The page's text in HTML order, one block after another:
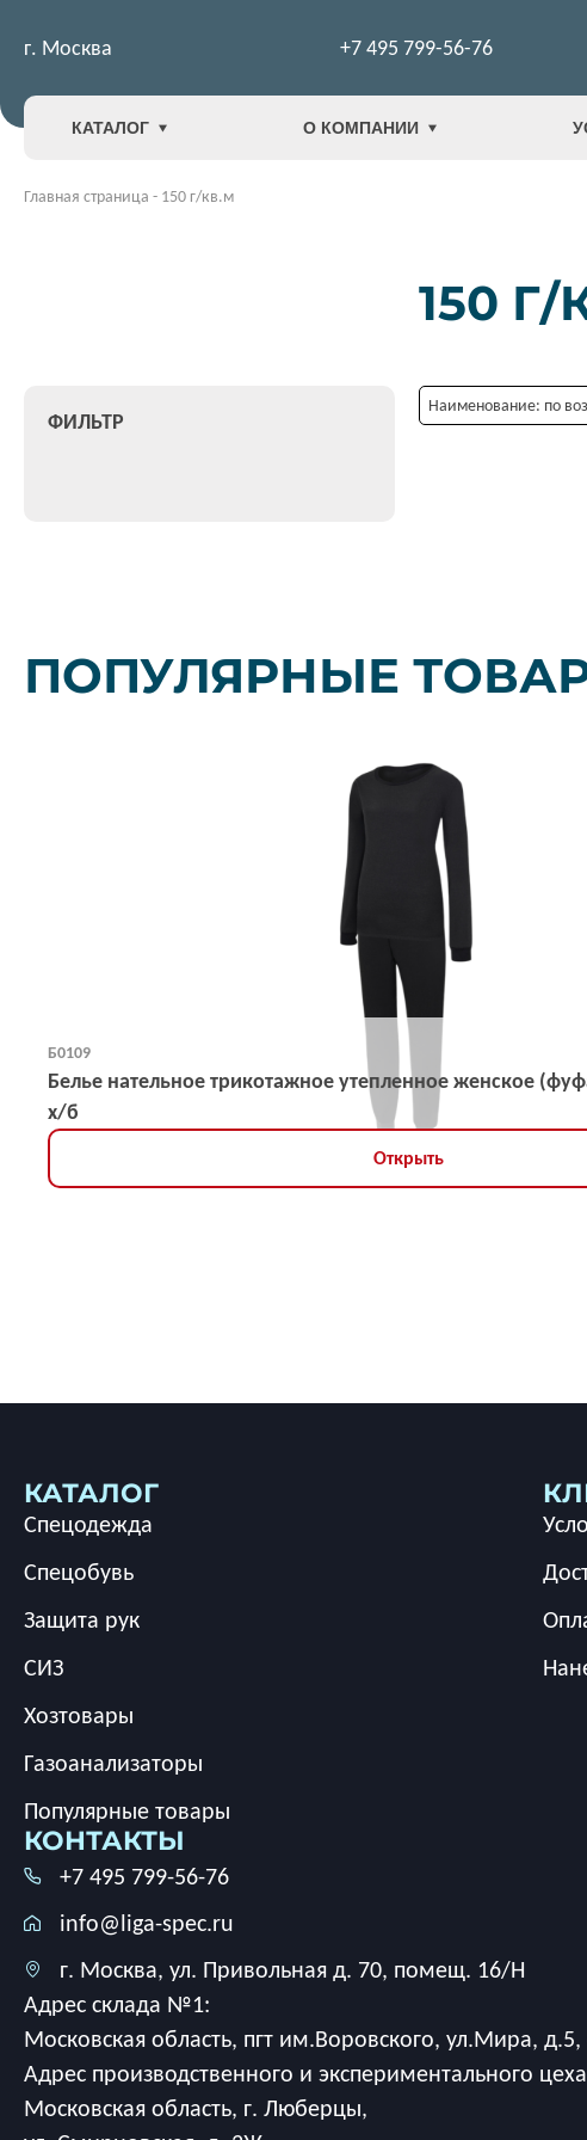
г. Москва +7 495 799-56-76
КАТАЛОГ О КОМПАНИИ
Главная страница - 150 г/кв.м
150
ФИЛЬТР
Наименование: по
ПОПУЛЯРНЫЕ
Б0109
Белье нательное трикотажное утепленное женское
х/б
Открыть
КАТАЛОГ
Спецодежда
Спецобувь
Защита рук
СИЗ
Хозтовары
Газоанализаторы
Популярные товары
КОНТАКТЫ
+7 495 799-56-76
info@liga-spec.ru
г. Москва, ул. Привольная д. 70, помещ. 16/Н
Адрес склада №1:
Московская область, пгт им.Воровского, ул.Мира,
Адрес производственного и экспериментального
Московская область, г. Люберцы,